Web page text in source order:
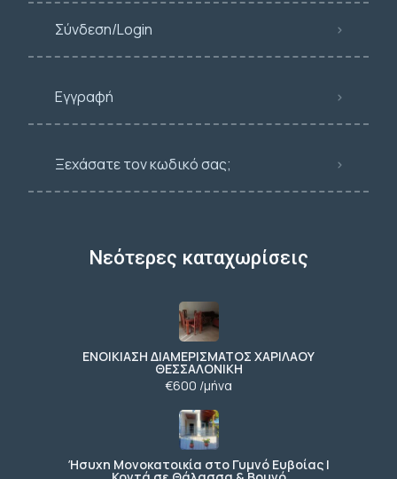
Σύνδεση/Login
Εγγραφή
Ξεχάσατε τον κωδικό σας;
Νεότερες καταχωρίσεις
ΕΝΟΙΚΙΑΣΗ ΔΙΑΜΕΡΙΣΜΑΤΟΣ ΧΑΡΙΛΑΟΥ
ΘΕΣΣΑΛΟΝΙΚΗ
€600 /μήνα
Ήσυχη Μονοκατοικία στο Γυμνό Ευβοίας |